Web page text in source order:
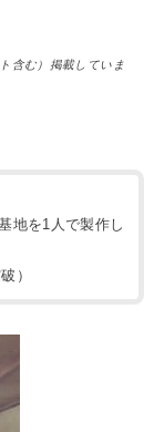
含む）掲載していま
地を1人で製作し
）